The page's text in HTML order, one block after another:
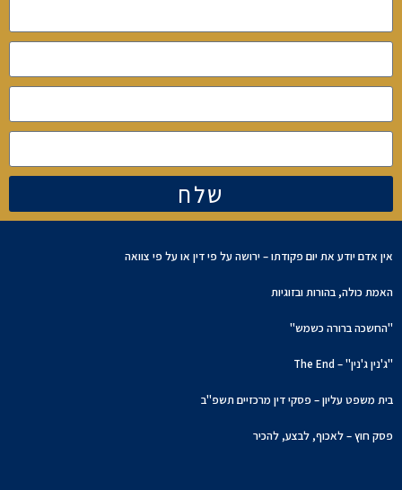
שלח
אין אדם יודע את יום פקודתו – ירושה על פי דין או על פי צוואה
האמת כולה, בהורות ובזוגיות
"החשכה ברורה כשמש"
"ג'נין ג'נין" – The End
בית משפט עליון – פסקי דין מרכזיים תשפ"ב
פסק חוץ – לאכוף, לבצע, להכיר